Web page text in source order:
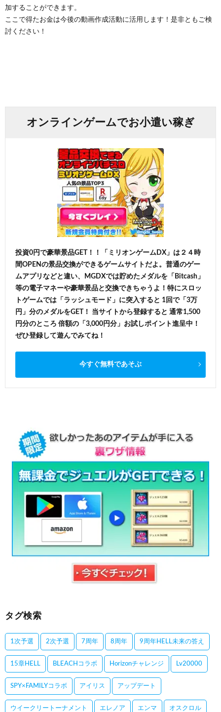
加することができます。
ここで得たお金は今後の動画作成活動に活用します！是非ともご検
討ください！
オンラインゲームでお小遣い稼ぎ
投資0円で豪華景品GET！！「ミリオンゲームDX」は２４時
間OPENの景品交換ができるゲームサイトだよ。普通のゲー
ムアプリなどと違い、MGDXでは貯めたメダルを「Bitcash」
等の電子マネーや豪華景品と交換できちゃうよ！特にスロッ
トゲームでは「ラッシュモード」に突入すると 1回で「3万
円」分のメダルをGET！ 当サイトから登録すると 通常1,500
円分のところ 倍額の「3,000円分」お試しポイント進呈中！
ぜひ登録して遊んでみてね！
今すぐ無料であそぶ
タグ検索
1次予選 2次予選 7周年 8周年 9周年HELL未来の答え
15章HELL BLEACHコラボ Horizonチャレンジ Lv20000
SPY×FAMILYコラボ アイリス アップデート
ウイークリートーナメント エレノア エンマ オスクロル